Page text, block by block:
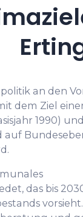
an den
dem Ziel
1990)
auf
das bis